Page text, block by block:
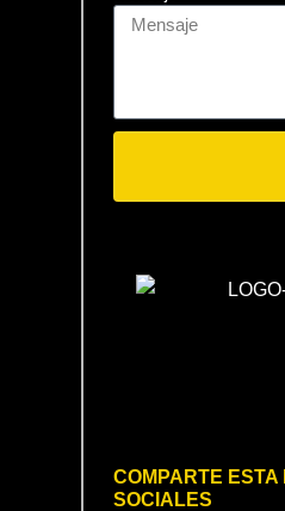
COMPARTE ESTA
SOCIALES